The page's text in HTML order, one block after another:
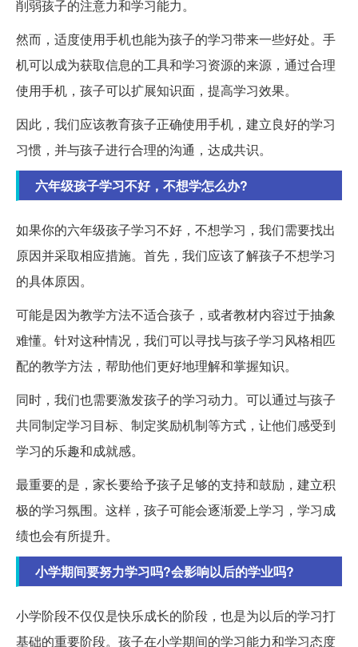
削弱孩子的注意力和学习能力。
然而，适度使用手机也能为孩子的学习带来一些好处。手
机可以成为获取信息的工具和学习资源的来源，通过合理
使用手机，孩子可以扩展知识面，提高学习效果。
因此，我们应该教育孩子正确使用手机，建立良好的学习
习惯，并与孩子进行合理的沟通，达成共识。
六年级孩子学习不好，不想学怎么办?
如果你的六年级孩子学习不好，不想学习，我们需要找出
原因并采取相应措施。首先，我们应该了解孩子不想学习
的具体原因。
可能是因为教学方法不适合孩子，或者教材内容过于抽象
难懂。针对这种情况，我们可以寻找与孩子学习风格相匹
配的教学方法，帮助他们更好地理解和掌握知识。
同时，我们也需要激发孩子的学习动力。可以通过与孩子
共同制定学习目标、制定奖励机制等方式，让他们感受到
学习的乐趣和成就感。
最重要的是，家长要给予孩子足够的支持和鼓励，建立积
极的学习氛围。这样，孩子可能会逐渐爱上学习，学习成
绩也会有所提升。
小学期间要努力学习吗?会影响以后的学业吗?
小学阶段不仅仅是快乐成长的阶段，也是为以后的学习打
基础的重要阶段。孩子在小学期间的学习能力和学习态度